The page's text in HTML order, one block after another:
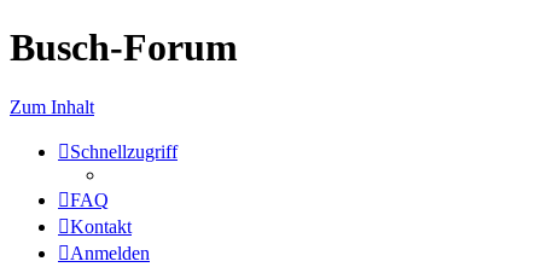
Busch-Forum
Zum Inhalt
Schnellzugriff
FAQ
Kontakt
Anmelden